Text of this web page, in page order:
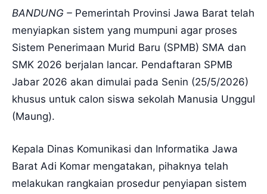
BANDUNG – Pemerintah Provinsi Jawa Barat telah
menyiapkan sistem yang mumpuni agar proses
Sistem Penerimaan Murid Baru (SPMB) SMA dan
SMK 2026 berjalan lancar. Pendaftaran SPMB
Jabar 2026 akan dimulai pada Senin (25/5/2026)
khusus untuk calon siswa sekolah Manusia Unggul
(Maung).
Kepala Dinas Komunikasi dan Informatika Jawa
Barat Adi Komar mengatakan, pihaknya telah
melakukan rangkaian prosedur penyiapan sistem